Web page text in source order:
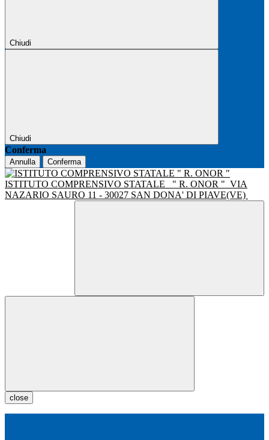
Chiudi
Chiudi
Conferma
Annulla Conferma
ISTITUTO COMPRENSIVO STATALE " R. ONOR " VIA
NAZARIO SAURO 11 - 30027 SAN DONA' DI PIAVE(VE)
close